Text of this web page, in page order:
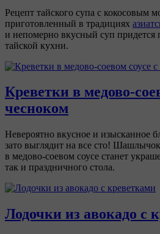
Рецепт тайского супа с кокосовым
приготовленный в традициях
и непомерно вкусный суп придется
тайской кухни.
Креветки в медово-
чесноком
Невероятно вкусное и изысканное
зато выглядит на все сто!
в медово-соевом соусе станет
так и праздничного стола.
Лодочки из авокадо с